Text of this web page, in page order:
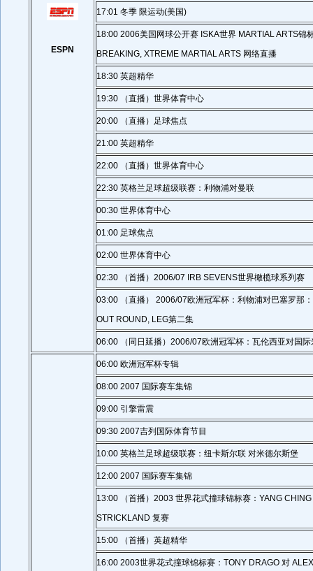
ESPN
17:01 冬季 限运动(美国)
18:00 2006美国网球公开赛 ISKA世界 MARTIAL ARTS锦
BREAKING, XTREME MARTIAL ARTS 网络直播
18:30 英超精华
19:30 （直播）世界体育中心
20:00 （直播）足球焦点
21:00 英超精华
22:00 （直播）世界体育中心
22:30 英格兰足球超级联赛：利物浦对曼联
00:30 世界体育中心
01:00 足球焦点
02:00 世界体育中心
02:30 （首播）2006/07 IRB SEVENS世界橄榄球系列赛
03:00 （直播） 2006/07欧洲冠军杯：利物浦对巴塞罗那
OUT ROUND, LEG第二集
06:00 （同日延播）2006/07欧洲冠军杯：瓦伦西亚对国际
06:00 欧洲冠军杯专辑
08:00 2007 国际赛车集锦
09:00 引擎雷震
09:30 2007吉列国际体育节目
10:00 英格兰足球超级联赛：纽卡斯尔联 对米德尔斯堡
12:00 2007 国际赛车集锦
13:00 （首播）2003 世界花式撞球锦标赛：YANG
STRICKLAND 复赛
15:00 （首播）英超精华
16:00 2003世界花式撞球锦标赛：TONY DRAGO 对